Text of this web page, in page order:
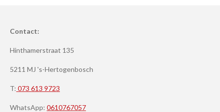
Contact:
Hinthamerstraat 135
5211 MJ 's-Hertogenbosch
T: 073 613 9723
WhatsApp: 0610767057